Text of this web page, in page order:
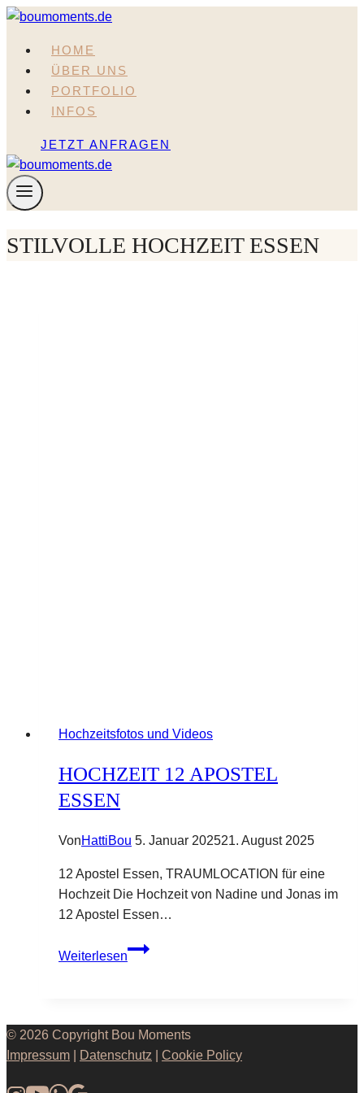
Zum
springenHOME
ÜBER UNS
PORTFOLIO
INFOS
JETZT ANFRAGEN
STILVOLLE HOCHZEIT ESSEN
Hochzeitsfotos und Videos
HOCHZEIT 12 APOSTEL
ESSEN
VonHattiBou 5. Januar 202521. August 2025
12 Apostel Essen, TRAUMLOCATION für eine
Hochzeit Die Hochzeit von Nadine und Jonas im
12 Apostel Essen…
Weiterlesen
Hochzeit
© 2026 Copyright Bou Moments
Impressum
Datenschutz Cookie Policy